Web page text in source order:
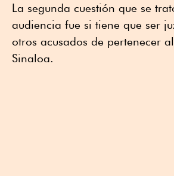
La segunda cuestión que se
audiencia fue si tiene que ser
otros acusados de pertenecer
Sinaloa.